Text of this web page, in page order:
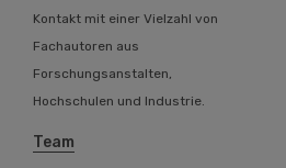
Kontakt mit einer Vielzahl von
Fachautoren aus
Forschungsanstalten,
Hochschulen und Industrie.
Team